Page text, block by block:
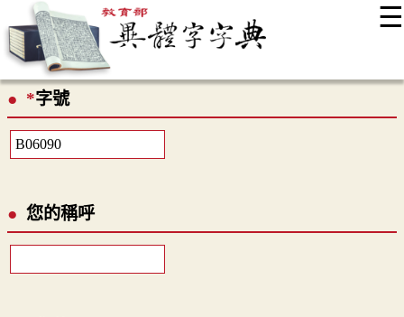
☰
最新消息
*字號
您的稱呼